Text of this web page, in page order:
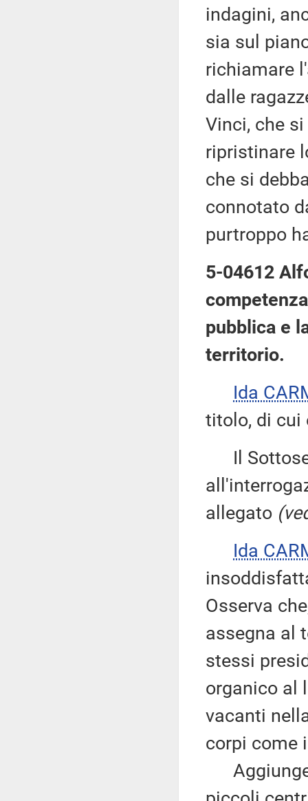
indagini,
sia sul
richiamare
dalle
Vinci, che
ripristinare
che si
connotato
purtroppo
5-04612
pubblica e
territorio.
Ida
titolo, di cui
Il
allegato
Ida
Osserva
assegna al
stessi
organico al
vacanti
corpi come
Aggiunge